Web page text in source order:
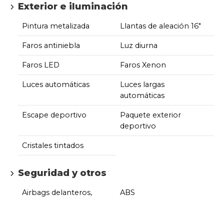
Exterior e iluminación
Pintura metalizada Llantas de aleación 16"
Faros antiniebla Luz diurna
Faros LED Faros Xenon
Luces automáticas
Luces largas
automáticas
Escape deportivo
Paquete exterior
deportivo
Cristales tintados
Seguridad y otros
Airbags delanteros,
ABS